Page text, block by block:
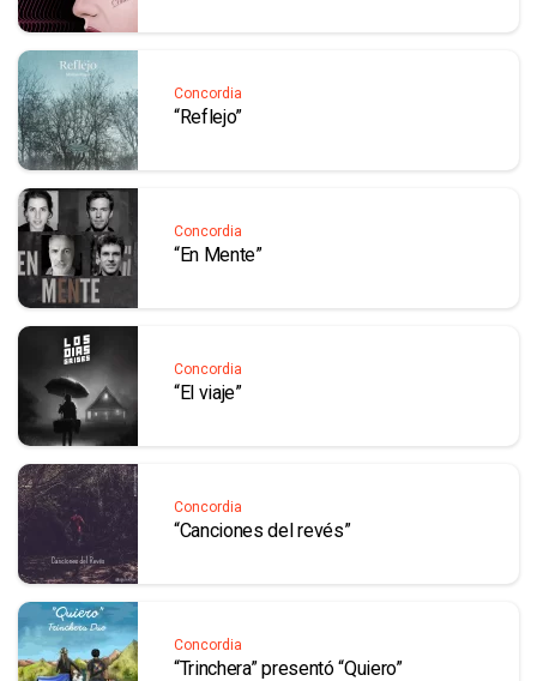
Concordia
“Reflejo”
Concordia
“En Mente”
Concordia
“El viaje”
Concordia
“Canciones del revés”
Concordia
“Trinchera” presentó “Quiero”